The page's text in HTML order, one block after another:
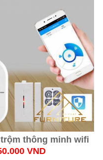
thông minh wifi
VND